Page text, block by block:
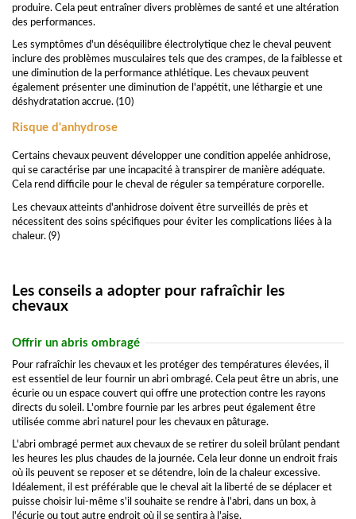
produire. Cela peut entraîner divers problèmes de santé et une altération
des performances.
Les symptômes d'un déséquilibre électrolytique chez le cheval peuvent
inclure des problèmes musculaires tels que des crampes, de la faiblesse et
une diminution de la performance athlétique. Les chevaux peuvent
également présenter une diminution de l'appétit, une léthargie et une
déshydratation accrue. (10)
Risque d'anhydrose
Certains chevaux peuvent développer une condition appelée anhidrose,
qui se caractérise par une incapacité à transpirer de manière adéquate.
Cela rend difficile pour le cheval de réguler sa température corporelle.
Les chevaux atteints d'anhidrose doivent être surveillés de près et
nécessitent des soins spécifiques pour éviter les complications liées à la
chaleur. (9)
Les conseils a adopter pour rafraîchir les
chevaux
Offrir un abris ombragé
Pour rafraîchir les chevaux et les protéger des températures élevées, il
est essentiel de leur fournir un abri ombragé. Cela peut être un abris, une
écurie ou un espace couvert qui offre une protection contre les rayons
directs du soleil. L'ombre fournie par les arbres peut également être
utilisée comme abri naturel pour les chevaux en pâturage.
L'abri ombragé permet aux chevaux de se retirer du soleil brûlant pendant
les heures les plus chaudes de la journée. Cela leur donne un endroit frais
où ils peuvent se reposer et se détendre, loin de la chaleur excessive.
Idéalement, il est préférable que le cheval ait la liberté de se déplacer et
puisse choisir lui-même s'il souhaite se rendre à l'abri, dans un box, à
l'écurie ou tout autre endroit où il se sentira à l'aise.